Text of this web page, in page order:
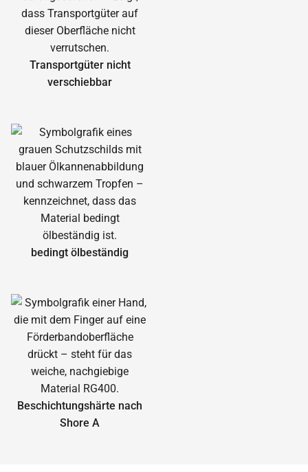
Transportgüter nicht
verschiebbar
bedingt ölbeständig
Beschichtungshärte nach
Shore A